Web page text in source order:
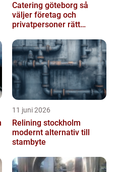
Catering göteborg så
väljer företag och
privatpersoner rätt
11 juni 2026
Relining stockholm
modernt alternativ till
stambyte